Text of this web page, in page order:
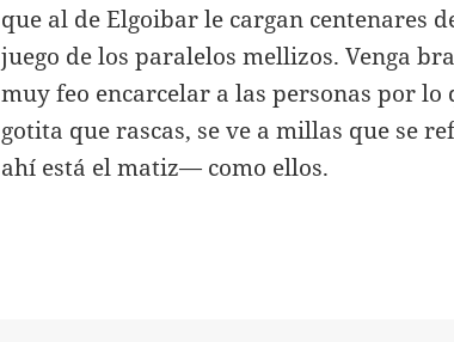
que al de Elgoibar le cargan centenares
juego de los paralelos mellizos. Venga
muy feo encarcelar a las personas por lo
gotita que rascas, se ve a millas que se
ahí está el matiz— como ellos.